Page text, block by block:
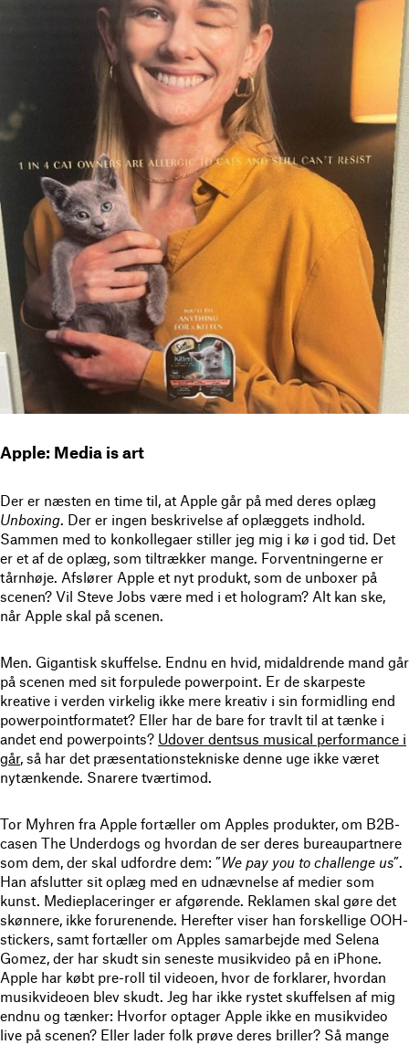
Apple: Media is art
Der er næsten en time til, at Apple går på med deres oplæg
Unboxing. Der er ingen beskrivelse af oplæggets indhold.
Sammen med to konkollegaer stiller jeg mig i kø i god tid. Det
er et af de oplæg, som tiltrækker mange. Forventningerne er
tårnhøje. Afslører Apple et nyt produkt, som de unboxer på
scenen? Vil Steve Jobs være med i et hologram? Alt kan ske,
når Apple skal på scenen.
Men. Gigantisk skuffelse. Endnu en hvid, midaldrende mand går
på scenen med sit forpulede powerpoint. Er de skarpeste
kreative i verden virkelig ikke mere kreativ i sin formidling end
powerpointformatet? Eller har de bare for travlt til at tænke i
andet end powerpoints? Udover dentsus musical performance i
går, så har det præsentationstekniske denne uge ikke været
nytænkende. Snarere tværtimod.
Tor Myhren fra Apple fortæller om Apples produkter, om B2B-
casen The Underdogs og hvordan de ser deres bureaupartnere
som dem, der skal udfordre dem: ”We pay you to challenge us”.
Han afslutter sit oplæg med en udnævnelse af medier som
kunst. Medieplaceringer er afgørende. Reklamen skal gøre det
skønnere, ikke forurenende. Herefter viser han forskellige OOH-
stickers, samt fortæller om Apples samarbejde med Selena
Gomez, der har skudt sin seneste musikvideo på en iPhone.
Apple har købt pre-roll til videoen, hvor de forklarer, hvordan
musikvideoen blev skudt. Jeg har ikke rystet skuffelsen af mig
endnu og tænker: Hvorfor optager Apple ikke en musikvideo
live på scenen? Eller lader folk prøve deres briller? Så mange